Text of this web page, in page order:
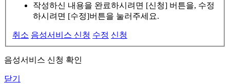
작성하신 내용을 완료하시려면 [신청] 버튼을, 수정
하시려면 [수정]버튼을 눌러주세요.
취소 음성서비스 신청 수정 신청
음성서비스 신청 확인
닫기